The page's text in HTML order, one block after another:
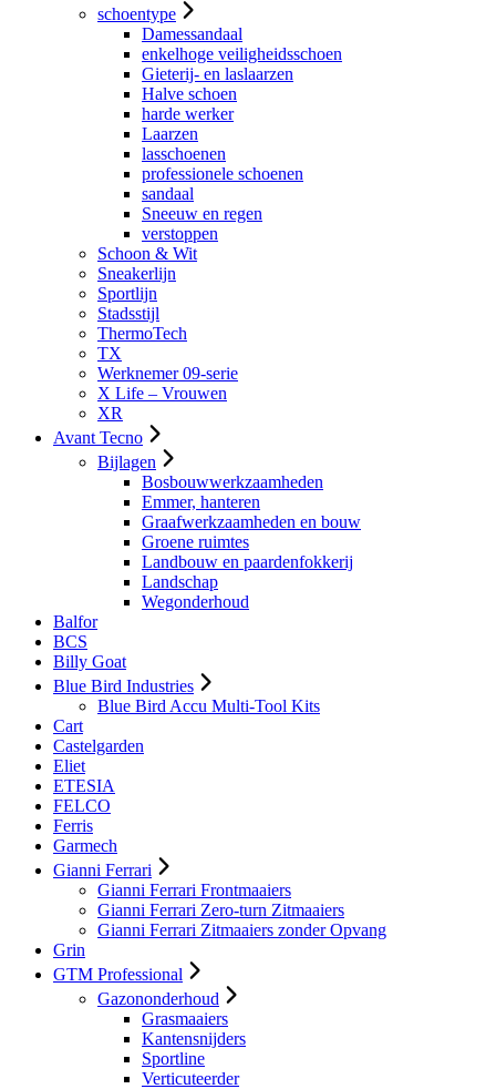
schoentype
Damessandaal
enkelhoge veiligheidsschoen
Gieterij- en laslaarzen
Halve schoen
harde werker
Laarzen
lasschoenen
professionele schoenen
sandaal
Sneeuw en regen
verstoppen
Schoon & Wit
Sneakerlijn
Sportlijn
Stadsstijl
ThermoTech
TX
Werknemer 09-serie
X Life – Vrouwen
XR
Avant Tecno
Bijlagen
Bosbouwwerkzaamheden
Emmer, hanteren
Graafwerkzaamheden en bouw
Groene ruimtes
Landbouw en paardenfokkerij
Landschap
Wegonderhoud
Balfor
BCS
Billy Goat
Blue Bird Industries
Blue Bird Accu Multi-Tool Kits
Cart
Castelgarden
Eliet
ETESIA
FELCO
Ferris
Garmech
Gianni Ferrari
Gianni Ferrari Frontmaaiers
Gianni Ferrari Zero-turn Zitmaaiers
Gianni Ferrari Zitmaaiers zonder Opvang
Grin
GTM Professional
Gazononderhoud
Grasmaaiers
Kantensnijders
Sportline
Verticuteerder